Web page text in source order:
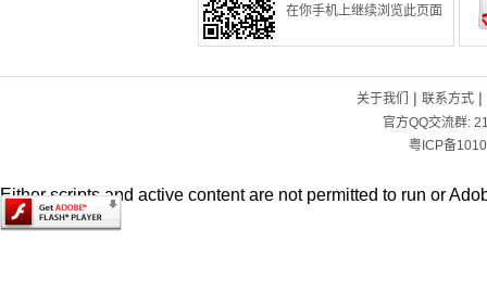
在你手机上继续浏览此页面
关于我们 | 联系方式|
官方QQ交流群:
粤ICP备
Either scripts and active content are not permitted to run or